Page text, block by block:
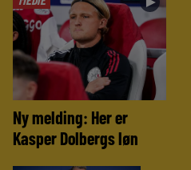
Ny melding: Her er
Kasper Dolbergs løn